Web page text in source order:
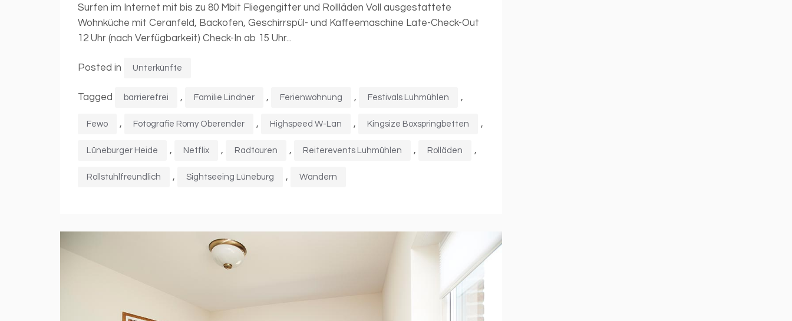
Surfen im Internet mit bis zu 80 Mbit Fliegengitter und Rollläden Voll ausgestattete
Wohnküche mit Ceranfeld, Backofen, Geschirrspül- und Kaffeemaschine Late-Check-Out
12 Uhr (nach Verfügbarkeit) Check-In ab 15 Uhr...
Posted in Unterkünfte
Tagged barrierefrei , Familie Lindner , Ferienwohnung , Festivals Luhmühlen ,
Fewo , Fotografie Romy Oberender , Highspeed W-Lan , Kingsize Boxspringbetten ,
Lüneburger Heide , Netflix , Radtouren , Reiterevents Luhmühlen , Rolläden ,
Rollstuhlfreundlich , Sightseeing Lüneburg , Wandern